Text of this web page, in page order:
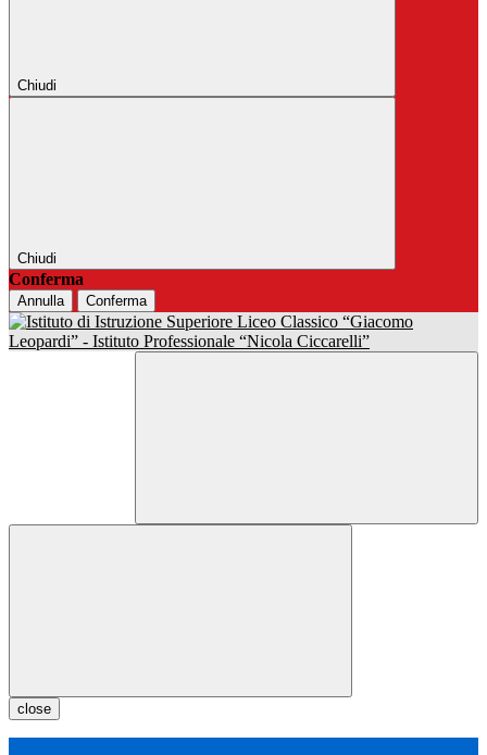
Chiudi
Chiudi
Conferma
Annulla Conferma
close